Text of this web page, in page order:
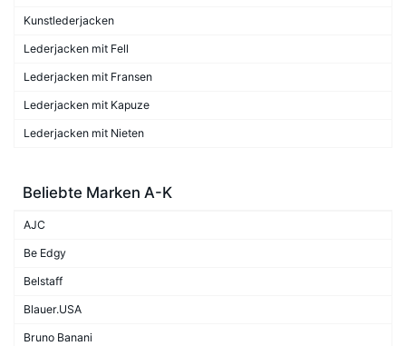
Kunstlederjacken
Lederjacken mit Fell
Lederjacken mit Fransen
Lederjacken mit Kapuze
Lederjacken mit Nieten
Beliebte Marken A-K
AJC
Be Edgy
Belstaff
Blauer.USA
Bruno Banani